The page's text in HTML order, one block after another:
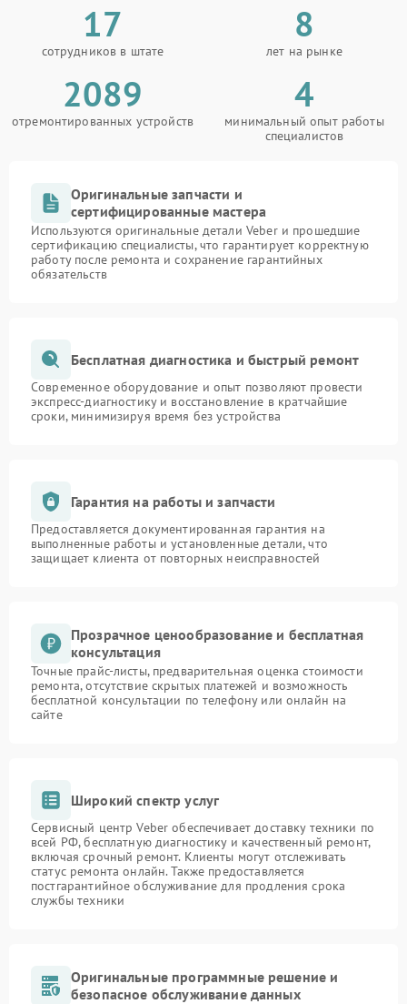
17
сотрудников в штате
8
лет на рынке
2089
отремонтированных устройств
4
минимальный опыт работы
специалистов
Оригинальные запчасти и
сертифицированные мастера
Используются оригинальные детали Veber и прошедшие
сертификацию специалисты, что гарантирует корректную
работу после ремонта и сохранение гарантийных
обязательств
Бесплатная диагностика и быстрый ремонт
Современное оборудование и опыт позволяют провести
экспресс-диагностику и восстановление в кратчайшие
сроки, минимизируя время без устройства
Гарантия на работы и запчасти
Предоставляется документированная гарантия на
выполненные работы и установленные детали, что
защищает клиента от повторных неисправностей
Прозрачное ценообразование и бесплатная
консультация
Точные прайс-листы, предварительная оценка стоимости
ремонта, отсутствие скрытых платежей и возможность
бесплатной консультации по телефону или онлайн на
сайте
Широкий спектр услуг
Сервисный центр Veber обеспечивает доставку техники по
всей РФ, бесплатную диагностику и качественный ремонт,
включая срочный ремонт. Клиенты могут отслеживать
статус ремонта онлайн. Также предоставляется
постгарантийное обслуживание для продления срока
службы техники
Оригинальные программные решение и
безопасное обслуживание данных